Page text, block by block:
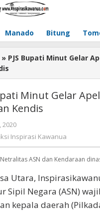
Manado Bitung
» PJS Bupati Minut Gelar
Minut Gelar
Kendis
2020
Redaksi
Inspirasi Kawanua
ASN dan Kendaraan
Utara,
Sipil Negara (ASN)
kepala daerah